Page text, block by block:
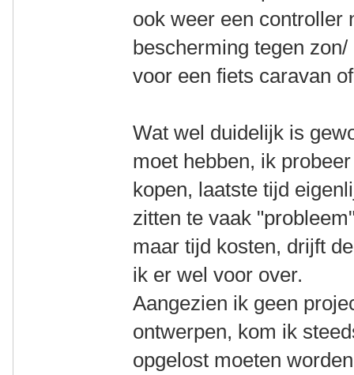
ook weer een controller
bescherming tegen
voor een fiets caravan
Wat wel duidelijk is
moet hebben, ik
kopen, laatste tijd
zitten te vaak
maar tijd kosten, drijft
ik er wel voor over.
Aangezien ik geen
ontwerpen, kom ik
opgelost moeten